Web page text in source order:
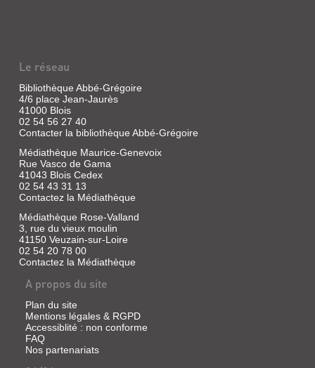
Livre
Bélard,
Emilie
Milan
Jeunesse,
2013
Flocon
est
très
il
s'est
fait
disputer
par
papa
est
persuadé
que
celui-
ne
Le réseau
Bibliothèque Abbé-Grégoire
4/6 place Jean-Jaurès
41000 Blois
02 54 56 27 40
Contacter la bibliothèque Abbé-Grégoire
Médiathèque Maurice-Genevoix
Rue Vasco de Gama
41043 Blois Cedex
02 54 43 31 13
Contactez la Médiathèque
Médiathèque Rose-Valland
3, rue du vieux moulin
41150 Veuzain-sur-Loire
02 54 20 78 00
Contactez la Médiathèque
A propos du site
Plan du site
Mentions légales & RGPD
Accessiblité : non conforme
FAQ
Nos partenariats